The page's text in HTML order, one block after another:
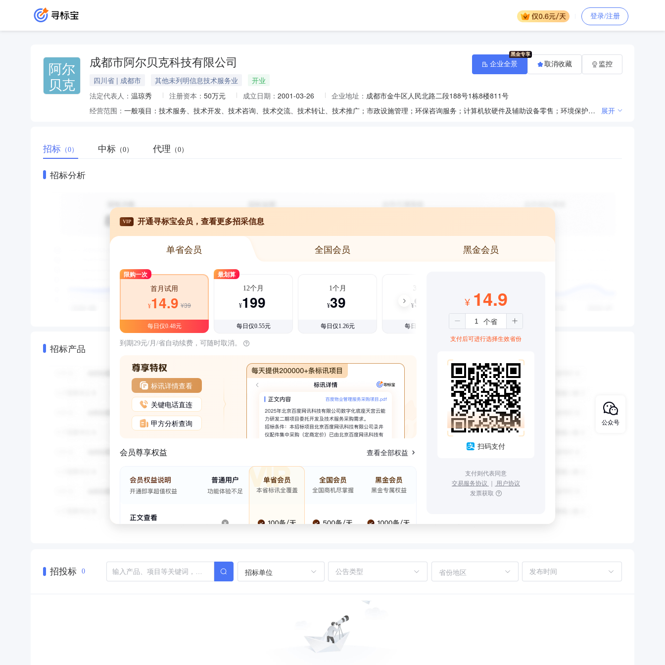
登录/注册
阿尔
贝克
成都市阿尔贝克科技有限公司
四川省 | 成都市 其他未列明信息技术服务业
开业
法定代表人： 温琼秀 注册资本： 50万元 成立日期： 2001-03-26 企业地址： 成都市金牛区人民北路二段188号1栋8楼811号
经营范围：
一般项目：技术服务、技术开发、技术咨询、技术交流、技术转让、技术推广；市政设施管理；环保咨询服务；计算机软硬件及辅助设备零售；环境保护专用设备销售；建筑物清洁服务；建筑用金属配件销售；建筑材料销售；建筑工程用机械销售；轻质建筑材料销售；建筑防水卷材产品销售；建筑用钢筋产品销售；建筑装饰材料销售；石灰和石膏销售；日用百货销售；电子产品销售；针纺织品销售；工艺美术品及礼仪用品销售（象牙及其制品除外）；汽车零配件批发；润滑油销售；机械设备研发；复合微生物肥料研发；五金产品研发；园林绿化工程施工；专用化学产品销售（不含危险化学品）；环境保护监测（除依法须经批准的项目外，凭营业执照依法自主开展经营活动）。许可项目：各类工程建设活动；房屋建筑和市政基础设施项目工程总承包；建设工程设计（依法须经批准的项目，经相关部门批准后方可开展经营活动，具体经营项目以相关部门批准文件或许可证件为准）。 展开
企业全景 取消收藏 监控
招标 （0） 中标 （0） 代理 （0）
招标分析
招标产品
VIP 开通寻标宝会员，查看更多招采信息
单省会员 全国会员 黑金会员
限购一次
首月试用
¥14.9 ¥39
每日仅0.48元
最划算
12个月
¥199
每日仅0.55元
1个月
¥39
每日仅1.26元
3个月
¥99
每日仅1.08元
到期29元/月/省自动续费，可随时取消。
标讯详情查看
关键电话直连
甲方分析查询
会员尊享权益 查看全部权益
¥ 14.9
支付后可进行选择生效省份
扫码支付
支付则代表同意
交易服务协议 ｜ 用户协议
发票获取
招投标 0 招标单位 省份地区
公众号